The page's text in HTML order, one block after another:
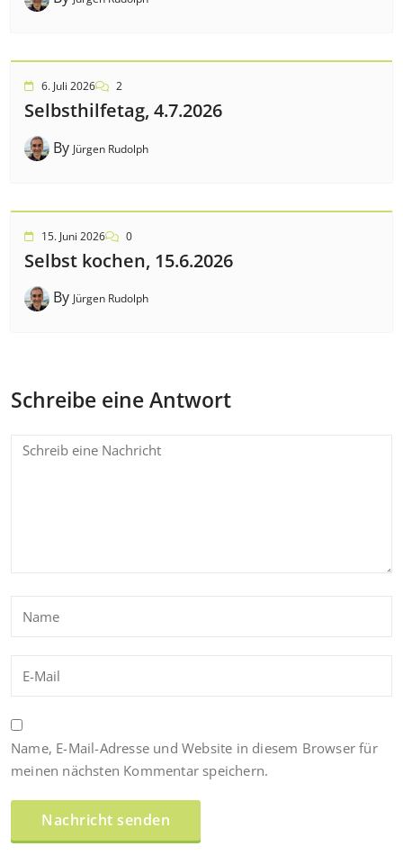
6. Juli 2026 2
Selbsthilfetag, 4.7.2026
By Jürgen Rudolph
15. Juni 2026 0
Selbst kochen, 15.6.2026
By Jürgen Rudolph
Schreibe eine Antwort
Name, E-Mail-Adresse und Website in diesem Browser für
meinen nächsten Kommentar speichern.